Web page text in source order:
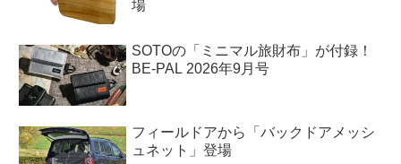
場
SOTOの「ミニマル旅財布」が付録！
BE-PAL 2026年9月号
フィールドアから「バックドアメッシ
ュネット」登場